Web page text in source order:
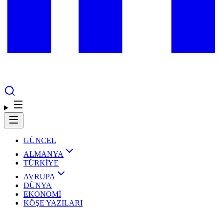
GÜNCEL
ALMANYA
TÜRKİYE
AVRUPA
DÜNYA
EKONOMİ
KÖŞE YAZILARI